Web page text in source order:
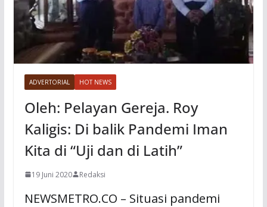
ADVERTORIAL HOT NEWS
Oleh: Pelayan Gereja. Roy
Kaligis: Di balik Pandemi Iman
Kita di “Uji dan di Latih”
19 Juni 2020 Redaksi
NEWSMETRO.CO – Situasi pandemi